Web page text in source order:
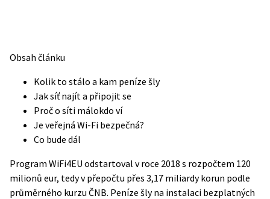
Obsah článku
Kolik to stálo a kam peníze šly
Jak síť najít a připojit se
Proč o síti málokdo ví
Je veřejná Wi-Fi bezpečná?
Co bude dál
Program WiFi4EU odstartoval v roce 2018 s rozpočtem 120
milionů eur, tedy v přepočtu přes 3,17 miliardy korun podle
průměrného kurzu ČNB. Peníze šly na instalaci bezplatných